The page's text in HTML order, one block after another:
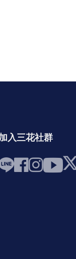
入三花社群